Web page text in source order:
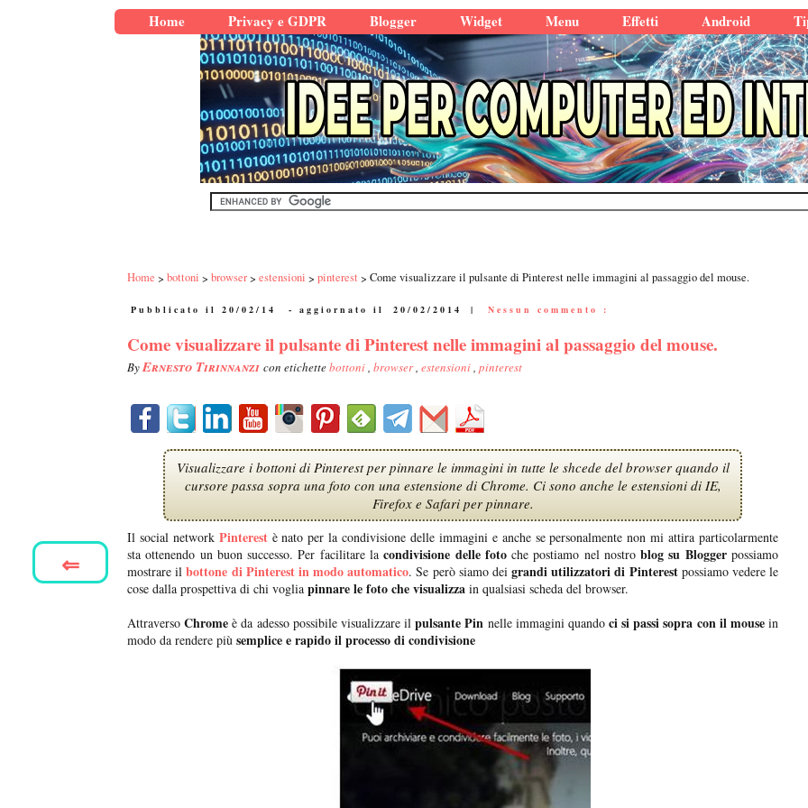
Home Privacy e GDPR Blogger Widget Menu Effetti Android
Home bottoni browser estensioni pinterest Come visualizzare il pulsante di Pinterest nelle immagini al passaggio del mouse.
Pubblicato il 20/02/14 - aggiornato il 20/02/2014 | Nessun commento :
Come visualizzare il pulsante di Pinterest nelle immagini al passaggio del mouse.
ByErnesto Tirinnanzi con etichettebottoni, browser, estensioni, pinterest
Visualizzare i bottoni di Pinterest per pinnare le immagini in tutte le shcede del browser quando il
cursore passa sopra una foto con una estensione di Chrome. Ci sono anche le estensioni di IE,
Firefox e Safari per pinnare.
Il social network Pinterestè nato per la condivisione delle immagini e anche se personalmente non mi attira particolarmente
sta ottenendo un buon successo. Per facilitare lacondivisione delle fotoche postiamo nel nostroblog su Bloggerpossiamo
mostrare ilbottone di Pinterest in modo automatico. Se però siamo deigrandi utilizzatori di Pinterestpossiamo vedere le
cose dalla prospettiva di chi voglia pinnare le foto che visualizza in qualsiasi scheda del browser.
Attraverso Chrome è da adesso possibile visualizzare il pulsante Pin nelle immagini quando ci si passi sopra con il mousein
modo da rendere più semplice e rapido il processo di condivisione
⇐